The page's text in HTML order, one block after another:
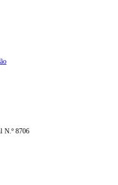
N.º 8706